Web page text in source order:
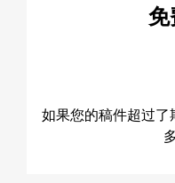
如果您的稿件超过